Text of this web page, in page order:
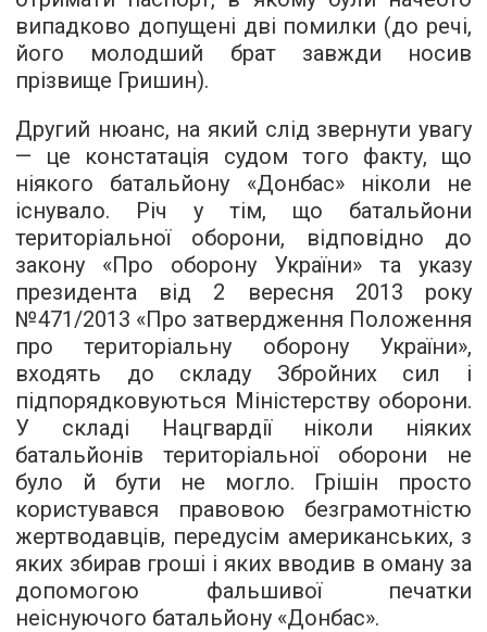
випадково допущені дві помилки (до речі,
його молодший брат завжди носив
прізвище Гришин).
Другий нюанс, на який слід звернути увагу
— це констатація судом того факту, що
ніякого батальйону «Донбас» ніколи не
існувало. Річ у тім, що батальйони
територіальної оборони, відповідно до
закону «Про оборону України» та указу
президента від 2 вересня 2013 року
№471/2013 «Про затвердження Положення
про територіальну оборону України»,
входять до складу Збройних сил і
підпорядковуються Міністерству оборони.
У складі Нацгвардії ніколи ніяких
батальйонів територіальної оборони не
було й бути не могло. Грішін просто
користувався правовою безграмотністю
жертводавців, передусім американських, з
яких збирав гроші і яких вводив в оману за
допомогою фальшивої печатки
неіснуючого батальйону «Донбас».